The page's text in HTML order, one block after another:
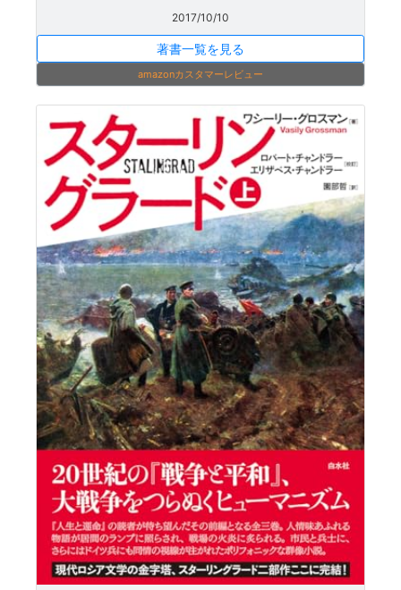
2017/10/10
著書一覧を見る
amazonカスタマーレビュー